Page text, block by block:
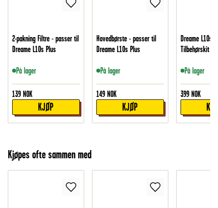
2-pakning Filtre - passer til
Dreame L10s Plus
På lager
139 NOK
KJØP
Hovedbørste - passer til
Dreame L10s Plus
På lager
149 NOK
KJØP
Dreame L10s
Tilbehørskit
På lager
399 NOK
Kjøpes ofte sammen med